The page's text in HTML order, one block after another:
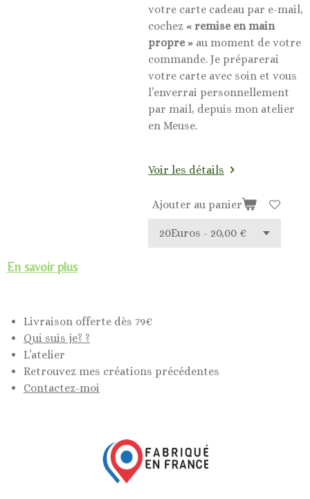
votre carte cadeau par e-mail,
cochez « remise en main
propre » au moment de votre
commande. Je préparerai
votre carte avec soin et vous
l’enverrai personnellement
par mail, depuis mon atelier
en Meuse.
Voir les détails
Ajouter au panier
En savoir plus
Livraison offerte dès 79€
Qui suis je? ?
L’atelier
Retrouvez mes créations précédentes
Contactez-moi